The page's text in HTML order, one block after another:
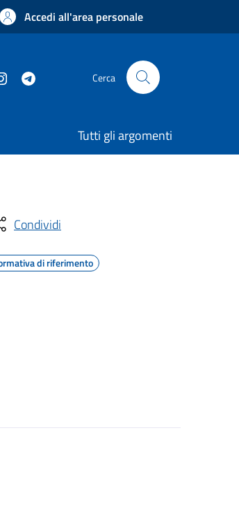
Accedi all'area personale
Cerca
Tutti gli argomenti
Condividi
di riferimento